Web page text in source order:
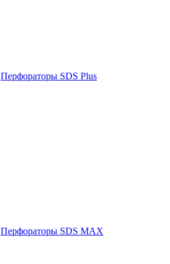
Перфораторы SDS Plus
Перфораторы SDS MAX